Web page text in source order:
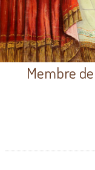
Membre